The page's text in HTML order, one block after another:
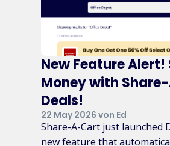
New Feature Alert!
Money with
Deals!
22 May 2026 von Ed
Share-A-Cart just launched
new feature that